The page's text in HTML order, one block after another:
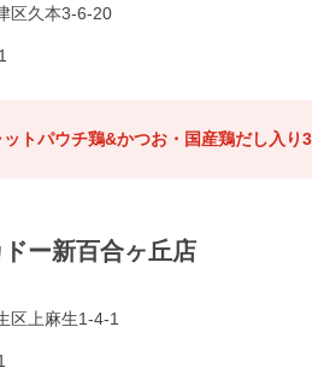
区久本3-6-20
ットパウチ鶏&かつお・国産鶏だし入り
ー新百合ヶ丘店
区上麻生1-4-1